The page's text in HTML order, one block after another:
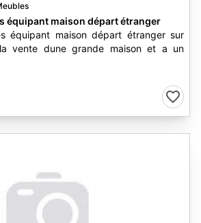
équipant maison départ étranger
équipant maison départ étranger sur
vente dune grande maison et a un